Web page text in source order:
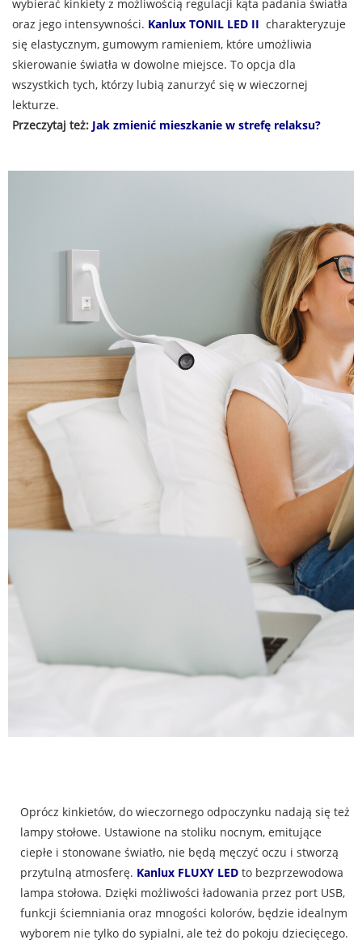
wybierać kinkiety z możliwością regulacji kąta padania światła
oraz jego intensywności. Kanlux TONIL LED II charakteryzuje
się elastycznym, gumowym ramieniem, które umożliwia
skierowanie światła w dowolne miejsce. To opcja dla
wszystkich tych, którzy lubią zanurzyć się w wieczornej
lekturze.
Przeczytaj też: Jak zmienić mieszkanie w strefę relaksu?
Oprócz kinkietów, do wieczornego odpoczynku nadają się też
lampy stołowe. Ustawione na stoliku nocnym, emitujące
ciepłe i stonowane światło, nie będą męczyć oczu i stworzą
przytulną atmosferę. Kanlux FLUXY LED to bezprzewodowa
lampa stołowa. Dzięki możliwości ładowania przez port USB,
funkcji ściemniania oraz mnogości kolorów, będzie idealnym
wyborem nie tylko do sypialni, ale też do pokoju dziecięcego.